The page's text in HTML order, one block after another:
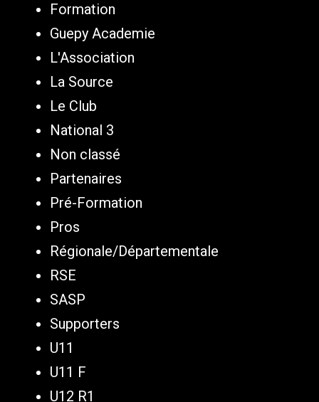
Formation
Guepy Academie
L'Association
La Source
Le Club
National 3
Non classé
Partenaires
Pré-Formation
Pros
Régionale/Départementale
RSE
SASP
Supporters
U11
U11 F
U12 R1